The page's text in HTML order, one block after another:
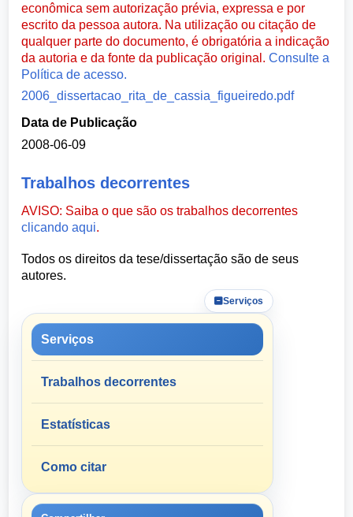
econômica sem autorização prévia, expressa e por
escrito da pessoa autora. Na utilização ou citação de
qualquer parte do documento, é obrigatória a indicação
da autoria e da fonte da publicação original.Consulte a
Política de acesso.
2006_dissertacao_rita_de_cassia_figueiredo.pdf
Data de Publicação
2008-06-09
Trabalhos decorrentes
AVISO: Saiba o que são os trabalhos decorrentes
clicando aqui.
Todos os direitos da tese/dissertação são de seus
autores.
Serviços
Serviços
Trabalhos decorrentes
Estatísticas
Como citar